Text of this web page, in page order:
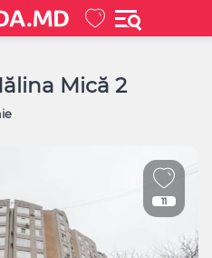
Mică 2
11